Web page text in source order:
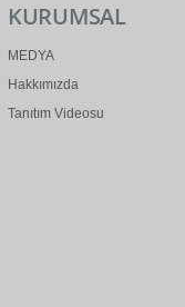
KURUMSAL
MEDYA
Hakkımızda
Tanıtım Videosu